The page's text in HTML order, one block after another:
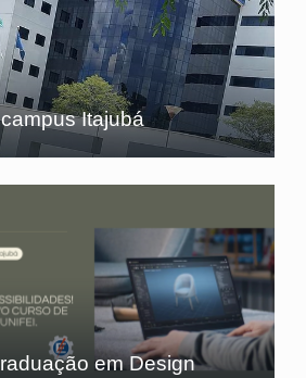
Itajubá
em Design